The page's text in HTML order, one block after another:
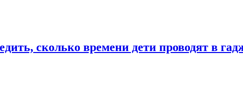
сколько времени дети проводят в